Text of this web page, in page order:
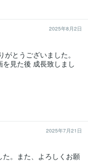
2025年8月2日
とうございました。
見た後 成長致しまし
2025年7月21日
。また、よろしくお願